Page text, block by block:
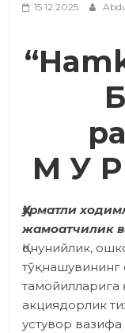
15.12.2025
М У
Ҳурматли
жамоатчилик
Қонунийлик,
тамо­йилларига
акциядорлик
устувор